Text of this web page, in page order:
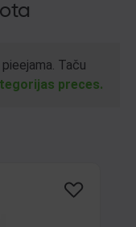
Taču
preces.